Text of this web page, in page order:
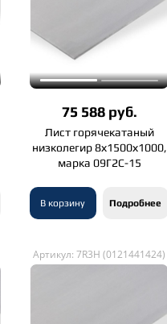
75 588 руб.
Лист горячекатаный
низколегир 8х1500х1000,
марка 09Г2С-15
В корзину Подробнее
Артикул: 7R3H (0121441424)